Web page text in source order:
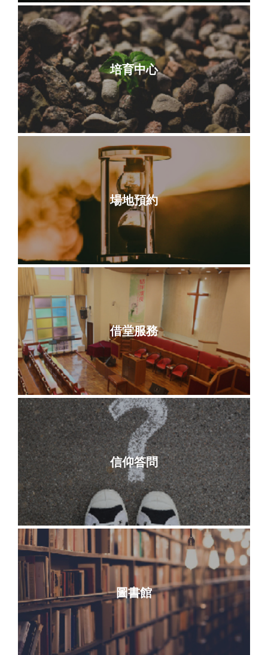
培育中心
場地預約
借堂服務
信仰答問
圖書館